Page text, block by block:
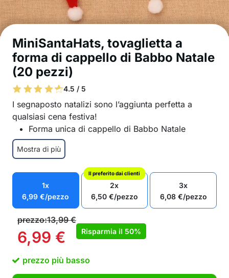
MiniSantaHats, tovaglietta a
forma di cappello di Babbo Natale
(20 pezzi)
4.5 / 5
I segnaposto natalizi sono l’aggiunta perfetta a
qualsiasi cena festiva!
Forma unica di cappello di Babbo Natale
Il set include 20 tasche
Realizzato con materiali di qualità
Facile da mantenere e pulire
Adatto a tutti i tipi di posate
Nel pacchetto: 20x il letto a castello
Mostra di più
1x
6,99€/pezzo
Il preferito dai clienti
2x
6,50 €/pezzo
3x
6,08 €/pezzo
prezzo:13,99€
6,99 € Risparmia il 50%
prezzo più basso